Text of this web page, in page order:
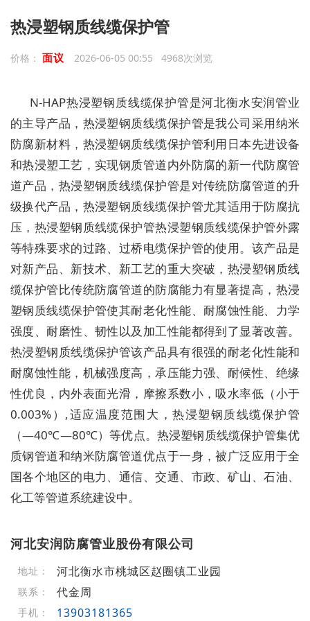
热浸塑钢质线缆保护管
价格： 面议 2026-06-05 00:55 4968次浏览
N-HAP热浸塑钢质线缆保护管是河北衡水安润管业
的主导产品，热浸塑钢质线缆保护管是我公司采用纳米
防腐新材料，热浸塑钢质线缆保护管利用日本先进设备
和热浸塑工艺，实现钢质管道内外防腐的新一代防腐管
道产品，热浸塑钢质线缆保护管是对传统防腐管道的升
级换代产品，热浸塑钢质线缆保护管尤其适用于防腐抗
压，热浸塑钢质线缆保护管热浸塑钢质线缆保护管外露
等特殊要求的过路、过桥电缆保护管的使用。该产品是
对新产品、新技术、新工艺的重大突破，热浸塑钢质线
缆保护管比传统防腐管道的防腐能力有显著提高，热浸
塑钢质线缆保护管使其耐老化性能、耐腐蚀性能、力学
强度、耐磨性、韧性以及加工性能都得到了显著改善。
热浸塑钢质线缆保护管该产品具有很强的耐老化性能和
耐腐蚀性能，机械强度高，承压能力强、耐候性、绝缘
性优良，内外表面光滑，摩擦系数小，吸水率低（小于
0.003%）,适应温度范围大，热浸塑钢质线缆保护管
（—40℃—80℃）等优点。热浸塑钢质线缆保护管集优
质钢管道和纳米防腐管道优点于一身，被广泛应用于全
国各个地区的电力、通信、交通、市政、矿山、石油、
化工等管道系统建设中。
河北安润防腐管业股份有限公司
地址： 河北衡水市桃城区赵圈镇工业园
联系： 代金周
手机： 13903181365